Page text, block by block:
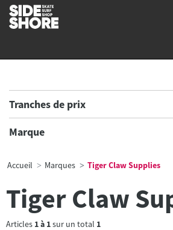
Tranches de prix
Marque
Accueil Marques Tiger Claw Supplies
Tiger Claw
Articles 1à 1sur un total 1